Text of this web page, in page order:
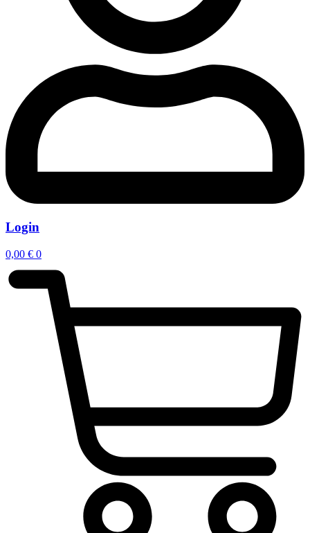
Login
0,00 € 0